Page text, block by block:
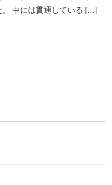
。 中には貫通している […]